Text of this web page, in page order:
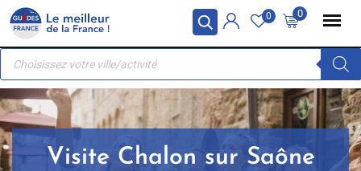
Panneau de gestion des cookies
Skip
content
0
0
Recherche
produits
Visite Chalon sur Saône